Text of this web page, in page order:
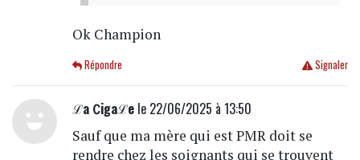
Ok Champion
Signaler
Répondre
ℒa ∁igaℒele 22/06/2025 à 13:50
Sauf que ma mère qui est PMR doit se
rendre chez les soignants qui se trouvent